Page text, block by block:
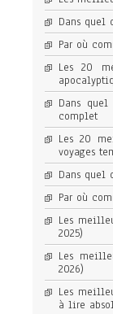
Dans quel
Par où
Les 20
Dans
complet
Les 20
voyages
Dans quel
Par où
Les
2025)
Les
2026)
Les
à lire